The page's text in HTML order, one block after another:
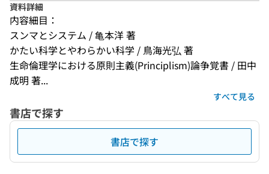
資料詳細
内容細目：
スンマとシステム / 亀本洋 著
かたい科学とやわらかい科学 / 鳥海光弘 著
生命倫理学における原則主義(Principlism)論争覚書 / 田中
成明 著...
すべて見る
書店で探す
書店で探す